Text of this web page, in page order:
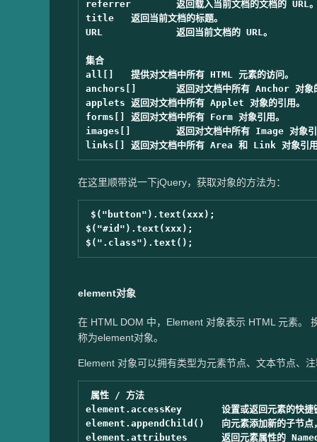
referrer	返回载入当前文档的文档的 URL。
title	返回当前文档的标题。
URL		返回当前文档的 URL。
集合
all[]	提供对文档中所有 HTML 元素的访问。
anchors[]	返回对文档中所有 Anchor 对象的引用。
applets	返回对文档中所有 Applet 对象的引用。
forms[]	返回对文档中所有 Form 对象引用。
images[]	返回对文档中所有 Image 对象引用。
在这里顺带说一下jQuery，获取对象的方法为：
$("button").text(xxx);
$("#id").text(xxx);
element对象
在 HTML DOM 中，Element 对象表示 HTML 元素。
称为element对象。
Element 对象可以拥有类型为元素节点、文本节点、
属性 / 方法
element.accessKey	设置或返回元素的快捷键。
element.appendChild()	向元素添加新的子节点，作为最后一个子节点。
element.attributes	返回元素属性的 NamedNodeMap。